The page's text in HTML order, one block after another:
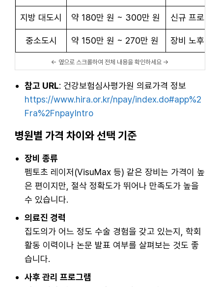
지방 대도시 약 180만 원 ~ 300만 원 신규 프로모
중소도시 약 150만 원 ~ 270만 원 장비 노후 여
참고 URL: 건강보험심사평가원 의료가격 정보
https://www.hira.or.kr/npay/index.do#app%2
Fra%2FnpayIntro
병원별 가격 차이와 선택 기준
장비 종류
펨토초 레이저(VisuMax 등) 같은 장비는 가격이 높
은 편이지만, 절삭 정확도가 뛰어나 만족도가 높을
수 있습니다.
의료진 경력
집도의가 어느 정도 수술 경험을 갖고 있는지, 학회
활동 이력이나 논문 발표 여부를 살펴보는 것도 좋
습니다.
사후 관리 프로그램